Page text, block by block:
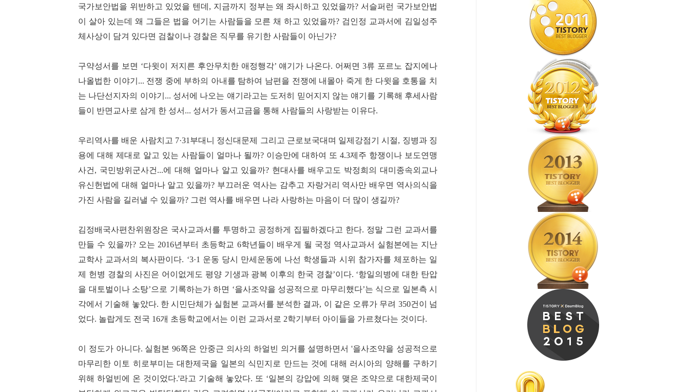
국가보안법을 위반하고 있었을 텐데 , 지금까지 정부는 왜 좌시하고 있었을까?서슬퍼런 국가보안법
이 살아 있는데 왜 그들은 법을 어기는 사람들을 모른 채 하고 있었을까? 검인정 교과서에 김일성주
체사상이 담겨 있다면 검찰이나 경찰은 직무를 유기한 사람들이 아닌가?
구약성서를 보면 ‘다윗이 저지른 후안무치한 애정행각’ 얘기가 나온다. 어쩌면3류 포르노 잡지에나
나올법한 이야기 ... 전쟁 중에 부하의 아내를 탐하여 남편을 전쟁에 내몰아 죽게 한 다윗을 호통을 치
는 나단선지자의 이야기 ... 성서에 나오는 얘기라고는 도저히 믿어지지 않는 얘기를 기록해 후세사람
들이 반면교사로 삼게 한 성서 ... 성서가 동서고금을 통해 사람들의 사랑받는 이유다.
우리역사를 배운 사람치고 7·31 부대니 정신대문제 그리고 근로보국대며 일제강점기 시절, 징병과 징
용에 대해 제대로 알고 있는 사람들이 얼마나 될까? 이승만에 대하여 또 4.3제주 항쟁이나 보도연맹
사건 , 국민방위군사건 ...에 대해 얼마나 알고 있을까? 현대사를 배우고도 박정희의 대미종속외교나
유신헌법에 대해 얼마나 알고 있을까? 부끄러운 역사는 감추고 자랑거리 역사만 배우면 역사의식을
가진 사람을 길러낼 수 있을까? 그런 역사를 배우면 나라 사랑하는 마음이 더 많이 생길까?
김정배국사편찬위원장은 국사교과서를 투명하고 공정하게 집필하겠다고 한다. 정말 그런 교과서를
만들 수 있을까? 오는 2016년부터 초등학교 6학년들이 배우게 될 국정 역사교과서 실험본에는 지난
교학사 교과서의 복사판이다. ‘3·1 운동 당시 만세운동에 나선 학생들과 시위 참가자를 체포하는 일
제 헌병 경찰의 사진은 어이없게도 평양 기생과 광복 이후의 한국 경찰’이다. ‘항일의병에 대한 탄압
을 대토벌이나 소탕’으로 기록하는가 하면 ‘을사조약을 성공적으로 마무리했다’는 식으로 일본측 시
각에서 기술해 놓았다. 한 시민단체가 실험본 교과서를 분석한 결과, 이 같은 오류가 무려 350건이 넘
었다. 놀랍게도 전국 16개 초등학교에서는 이런 교과서로 2학기부터 아이들을 가르쳤다는 것이다.
이 정도가 아니다. 실험본96쪽은 안중근 의사의 하얼빈 의거를 설명하면서'을사조약을 성공적으로
마무리한 이토 히로부미는 대한제국을 일본의 식민지로 만드는 것에 대해 러시아의 양해를 구하기
위해 하얼빈에 온 것이었다.'라고 기술해 놓았다. 또 ‘일본의 강압에 의해 맺은 조약으로 대한제국이